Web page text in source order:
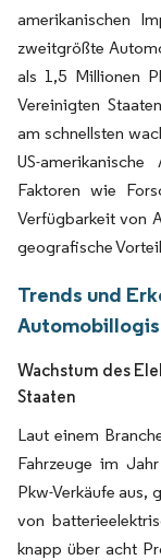
amerikanischen
zweitgrößte
als 1,5 Millionen
Vereinigten
am schnellsten
US-
Faktoren wie
Verfügbarkeit von
geografische
Trends und
Wachstum des
Staaten
Laut einem
Fahrzeuge im
Pkw-Verkäufe aus,
von
knapp über acht